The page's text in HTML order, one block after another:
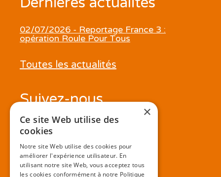
02/07/2026 - Reportage France 3 :
opération Roule Pour Tous
Toutes les actualités
Suivez-nous
×
Ce site Web utilise des
cookies
Notre site Web utilise des cookies pour
améliorer l'expérience utilisateur. En
utilisant notre site Web, vous acceptez tous
les cookies conformément à notre Politique